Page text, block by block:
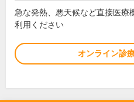
急な発熱、悪天候など直接医療
利用ください
オンライン診